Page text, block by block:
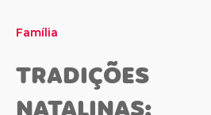
Família
TRADIÇÕES